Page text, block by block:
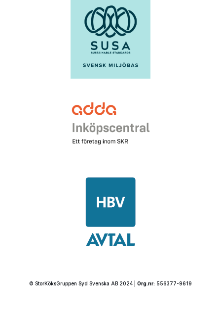
© StorKöksGruppen Syd Svenska AB 2024 | Org.nr: 556377-9619